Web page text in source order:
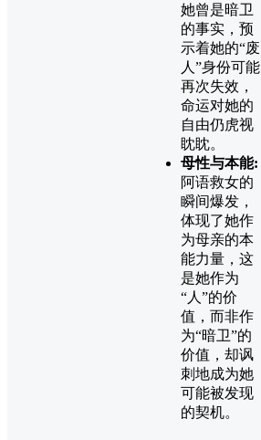
她曾是暗卫
的事实，预
示着她的“废
人”身份可能
再次失效，
命运对她的
自由仍虎视
眈眈。
母性与本能:
阿语救女的
瞬间爆发，
体现了她作
为母亲的本
能力量，这
是她作为
“人”的价
值，而非作
为“暗卫”的
价值，却讽
刺地成为她
可能被发现
的契机。